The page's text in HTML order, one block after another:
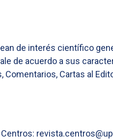
de interés científico
de acuerdo a sus
Cartas al